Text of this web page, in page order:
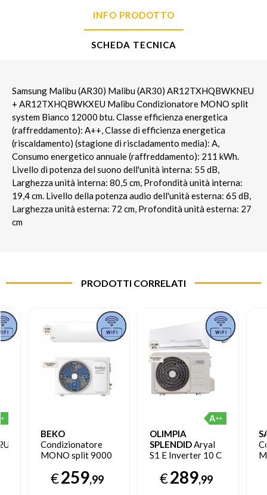
INFO PRODOTTO
SCHEDA TECNICA
Samsung Malibu (AR30) Malibu (AR30) AR12TXHQBWKNEU
+ AR12TXHQBWKXEU Malibu Condizionatore MONO split
system Bianco 12000 btu. Classe efficienza energetica
(raffreddamento): A++, Classe di efficienza energetica
(riscaldamento) (stagione di riscladamento media): A,
Consumo energetico annuale (raffreddamento): 211 kWh.
Livello di potenza del suono dell'unità interna: 55 dB,
Larghezza unità interna: 80,5 cm, Profondità unità interna:
19,4 cm. Livello della potenza audio dell'unità esterna: 65 dB,
Larghezza unità esterna: 72 cm, Profondità unità esterna: 27
cm
PRODOTTI CORRELATI
BEKO
Condizionatore
MONO split 9000
BEHPC091 +
BEHPC090
€259,99
OLIMPIA
SPLENDIDAryal
S1 E Inverter 10 C
split system Bianco
€289,99